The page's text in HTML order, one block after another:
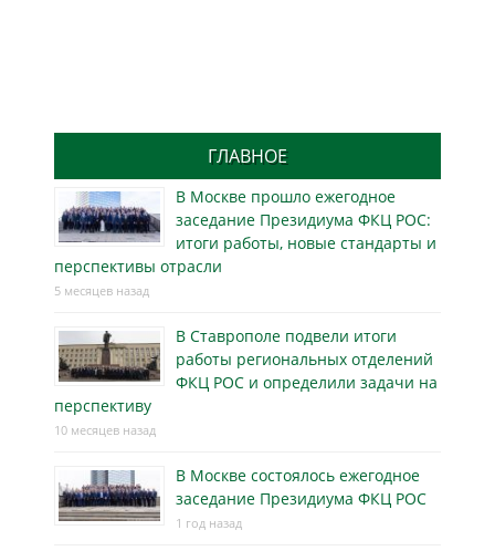
ГЛАВНОЕ
В Москве прошло ежегодное
заседание Президиума ФКЦ РОС:
итоги работы, новые стандарты и
перспективы отрасли
5 месяцев назад
В Ставрополе подвели итоги
работы региональных отделений
ФКЦ РОС и определили задачи на
перспективу
10 месяцев назад
В Москве состоялось ежегодное
заседание Президиума ФКЦ РОС
1 год назад